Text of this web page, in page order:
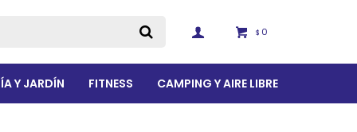
Y JARDÍN FITNESS CAMPING Y AIRE LIBRE
$ 0